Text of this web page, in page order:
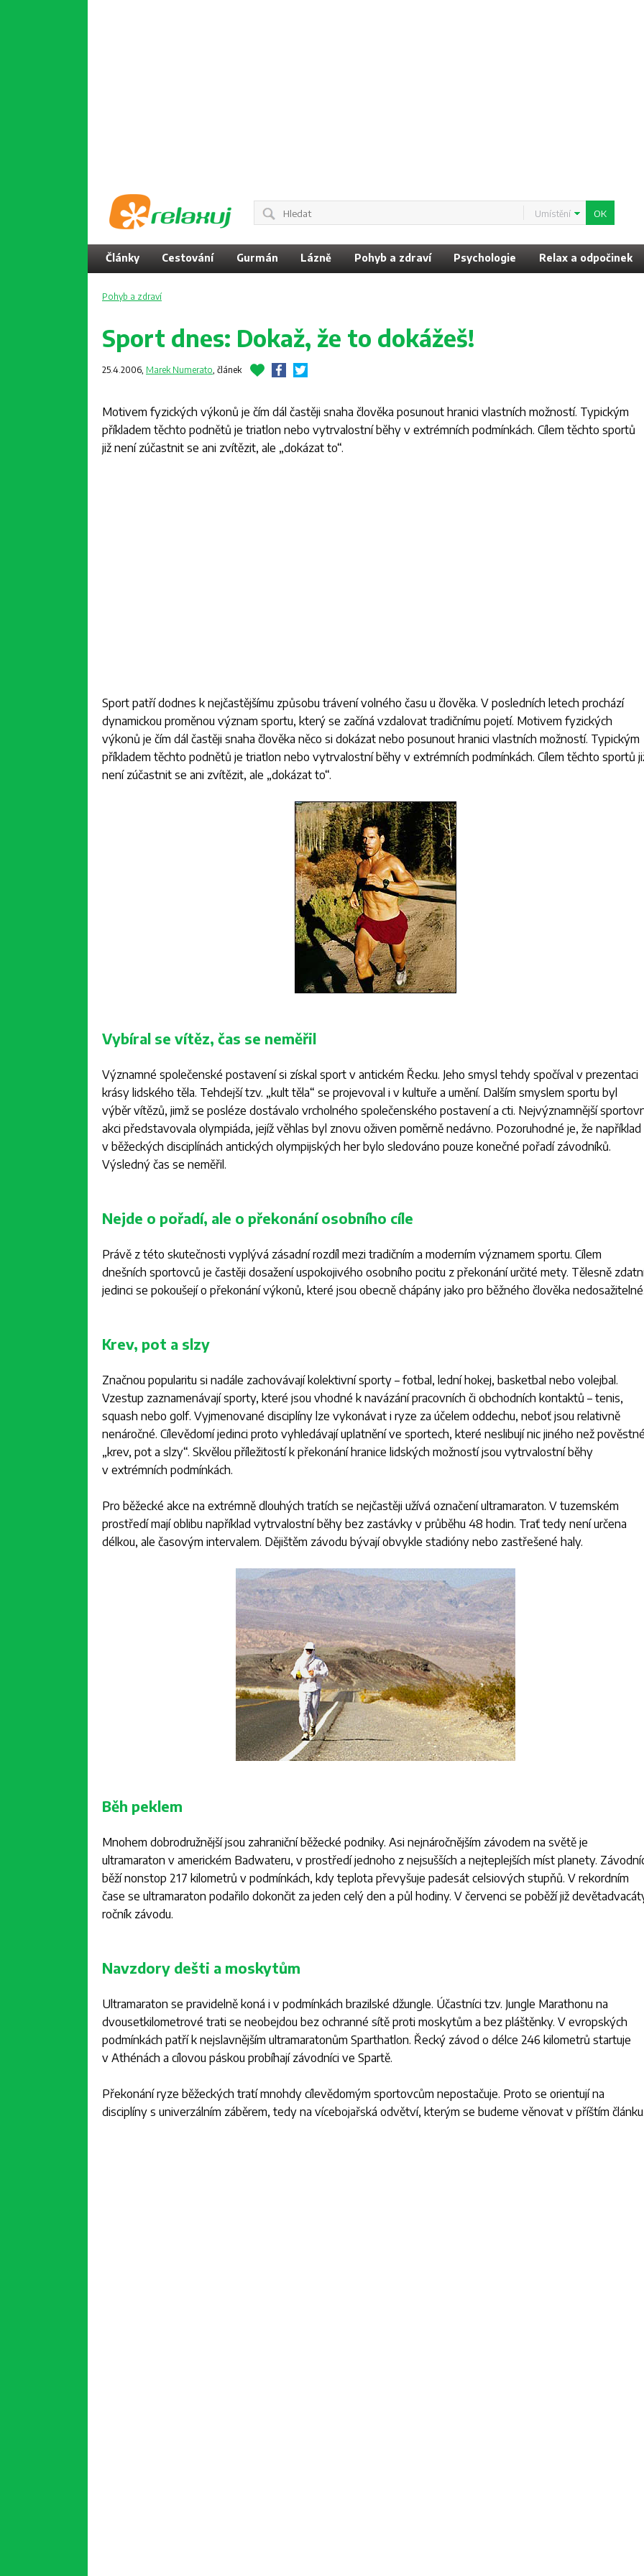
Umístění
Články Cestování Gurmán Lázně Pohyb a zdraví Psychologie Relax a odpočinek
Pohyb a zdraví
Sport dnes: Dokaž, že to dokážeš!
25.4.2006, Marek Numerato, článek
Motivem fyzických výkonů je čím dál častěji snaha člověka posunout hranici vlastních možností. Typickým
příkladem těchto podnětů je triatlon nebo vytrvalostní běhy v extrémních podmínkách. Cílem těchto sportů
již není zúčastnit se ani zvítězit, ale „dokázat to“.
Sport patří dodnes k nejčastějšímu způsobu trávení volného času u člověka. V posledních letech prochází
dynamickou proměnou význam sportu, který se začíná vzdalovat tradičnímu pojetí. Motivem fyzických
výkonů je čím dál častěji snaha člověka něco si dokázat nebo posunout hranici vlastních možností. Typickým
příkladem těchto podnětů je triatlon nebo vytrvalostní běhy v extrémních podmínkách. Cílem těchto sportů
není zúčastnit se ani zvítězit, ale „dokázat to“.
Vybíral se vítěz, čas se neměřil
Významné společenské postavení si získal sport v antickém Řecku. Jeho smysl tehdy spočíval v prezentaci
krásy lidského těla. Tehdejší tzv. „kult těla“ se projevoval i v kultuře a umění. Dalším smyslem sportu byl
výběr vítězů, jimž se posléze dostávalo vrcholného společenského postavení a cti. Nejvýznamnější
akci představovala olympiáda, jejíž věhlas byl znovu oživen poměrně nedávno. Pozoruhodné je, že například
v běžeckých disciplínách antických olympijských her bylo sledováno pouze konečné pořadí závodníků.
Výsledný čas se neměřil.
Nejde o pořadí, ale o překonání osobního cíle
Právě z této skutečnosti vyplývá zásadní rozdíl mezi tradičním a moderním významem sportu. Cílem
dnešních sportovců je častěji dosažení uspokojivého osobního pocitu z překonání určité mety. Tělesně
jedinci se pokoušejí o překonání výkonů, které jsou obecně chápány jako pro běžného člověka
Krev, pot a slzy
Značnou popularitu si nadále zachovávají kolektivní sporty – fotbal, lední hokej, basketbal nebo volejbal.
Vzestup zaznamenávají sporty, které jsou vhodné k navázání pracovních či obchodních kontaktů – tenis,
squash nebo golf. Vyjmenované disciplíny lze vykonávat i ryze za účelem oddechu, neboť jsou relativně
nenáročné. Cílevědomí jedinci proto vyhledávají uplatnění ve sportech, které neslibují nic jiného než
„krev, pot a slzy“. Skvělou příležitostí k překonání hranice lidských možností jsou vytrvalostní běhy
v extrémních podmínkách.
Pro běžecké akce na extrémně dlouhých tratích se nejčastěji užívá označení ultramaraton. V tuzemském
prostředí mají oblibu například vytrvalostní běhy bez zastávky v průběhu 48 hodin. Trať tedy není určena
délkou, ale časovým intervalem. Dějištěm závodu bývají obvykle stadióny nebo zastřešené haly.
Běh peklem
Mnohem dobrodružnější jsou zahraniční běžecké podniky. Asi nejnáročnějším závodem na světě je
ultramaraton v americkém Badwateru, v prostředí jednoho z nejsušších a nejteplejších míst planety.
běží nonstop 217 kilometrů v podmínkách, kdy teplota převyšuje padesát celsiových stupňů. V rekordním
čase se ultramaraton podařilo dokončit za jeden celý den a půl hodiny. V červenci se poběží již
ročník závodu.
Navzdory dešti a moskytům
Ultramaraton se pravidelně koná i v podmínkách brazilské džungle. Účastníci tzv. Jungle Marathonu na
dvousetkilometrové trati se neobejdou bez ochranné sítě proti moskytům a bez pláštěnky. V evropských
podmínkách patří k nejslavnějším ultramaratonům Sparthatlon. Řecký závod o délce 246 kilometrů startuje
v Athénách a cílovou páskou probíhají závodníci ve Spartě.
Překonání ryze běžeckých tratí mnohdy cílevědomým sportovcům nepostačuje. Proto se orientují na
disciplíny s univerzálním záběrem, tedy na vícebojařská odvětví, kterým se budeme věnovat v příštím